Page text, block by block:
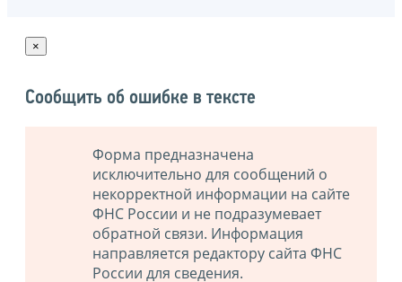
×
Сообщить об ошибке в тексте
Форма предназначена
исключительно для сообщений о
некорректной информации на сайте
ФНС России и не подразумевает
обратной связи. Информация
направляется редактору сайта ФНС
России для сведения.